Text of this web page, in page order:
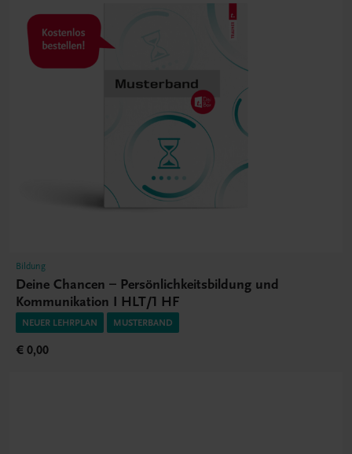
Bildung
Deine Chancen – Persönlichkeitsbildung und
Kommunikation I HLT/1 HF
NEUER LEHRPLAN MUSTERBAND
€ 0,00